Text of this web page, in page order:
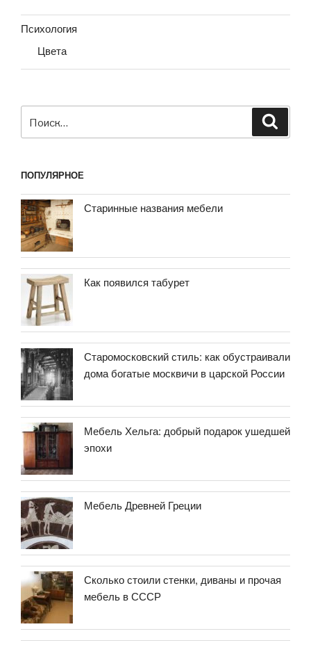
Психология
Цвета
ПОПУЛЯРНОЕ
Старинные названия мебели
Как появился табурет
Старомосковский стиль: как обустраивали
дома богатые москвичи в царской России
Мебель Хельга: добрый подарок ушедшей
эпохи
Мебель Древней Греции
Сколько стоили стенки, диваны и прочая
мебель в СССР